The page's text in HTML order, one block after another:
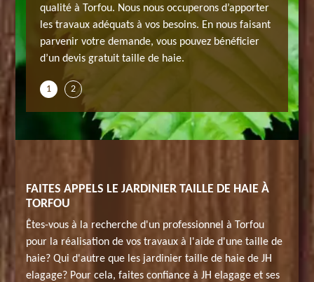
réalise
qualité à Torfou. Nous nous occuperons d’apporter
les travaux adéquats à vos besoins. En nous faisant
parvenir votre demande, vous pouvez bénéficier
d’un devis gratuit taille de haie.
des
1 2
FAITES APPELS LE JARDINIER TAILLE DE HAIE À
TORFOU
Êtes-vous à la recherche d'un professionnel à Torfou
pour la réalisation de vos travaux à l'aide d'une taille de
haie? Qui d'autre que les jardinier taille de haie de JH
elagage? Pour cela, faites confiance à JH elagage et ses